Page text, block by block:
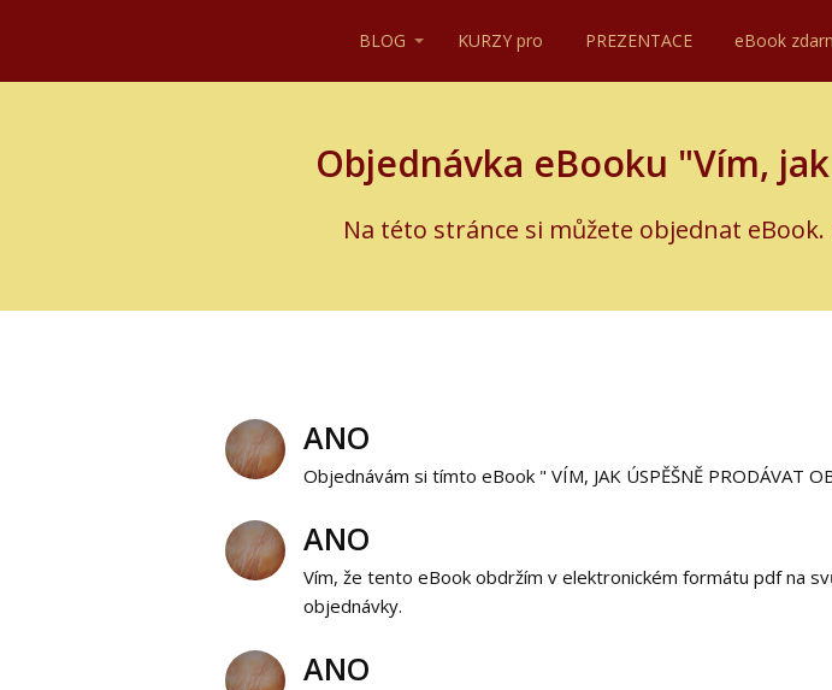
BLOG KURZY pro PREZENTACE eBook
Objednávka eBooku "Vím,
Na této stránce si můžete objednat
ANO
Objednávám si tímto eBook " VÍM, JAK ÚSPĚŠNĚ PRODÁVAT
ANO
Vím, že tento eBook obdržím v elektronickém formátu pdf na
objednávky.
ANO